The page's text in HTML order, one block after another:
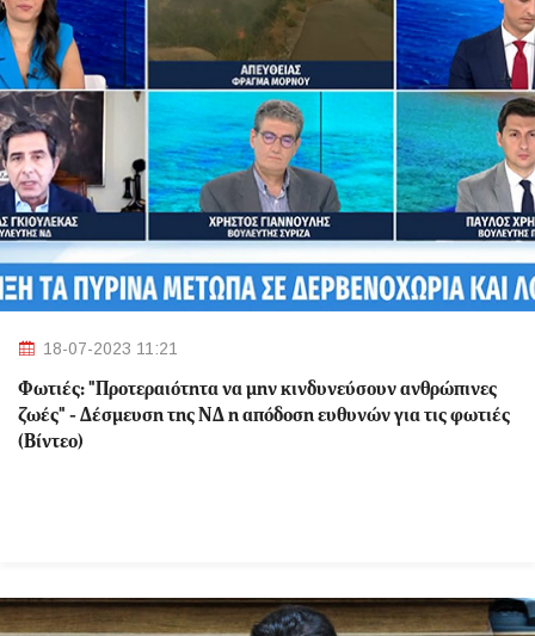
18-07-2023 11:21
Φωτιές: "Προτεραιότητα να μην κινδυνεύσουν ανθρώπινες
ζωές" - Δέσμευση της ΝΔ η απόδοση ευθυνών για τις φωτιές
(Βίντεο)